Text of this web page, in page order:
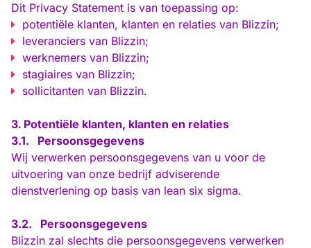
Dit Privacy Statement is van toepassing op:
potentiële klanten, klanten en relaties van Blizzin;
leveranciers van Blizzin;
werknemers van Blizzin;
stagiaires van Blizzin;
sollicitanten van Blizzin.
Potentiële klanten, klanten en relaties
3.1.
Persoonsgegevens
Wij verwerken persoonsgegevens van u voor de
uitvoering van onze bedrijf adviserende
dienstverlening op basis van lean six sigma.
3.2.
Persoonsgegevens
Blizzin zal slechts die persoonsgegevens verwerken